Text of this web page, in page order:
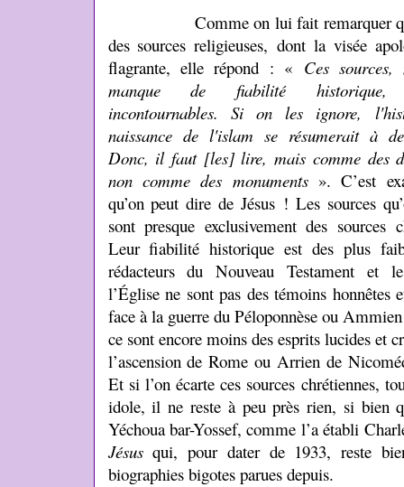
Comme on lui fait remarquer que
des sources religieuses,dont la visée
flagrante, elle répond : « Ces
manque de fiabilité historique,
incontournables. Si on les ignore,
naissance de l'islam se résumerait à
Donc, il faut [les] lire, mais comme des
non comme des monuments». C’est
qu’on peut dire de Jésus ! Les sources
sont presque exclusivement des sources
Leur fiabilité historique est des plus
rédacteurs du Nouveau Testament et
l’Église ne sont pas des témoins
face à la guerre du Péloponnèse ou
ce sont encore moins des esprits lucides et
l’ascension de Rome ou Arrien de
Et si l’on écarte ces sources chrétiennes,
idole, il ne reste à peu près rien, si bien
Yéchoua bar-Yossef, comme l’a établi
Jésusqui, pour dater de 1933, reste
biographies bigotes parues depuis.